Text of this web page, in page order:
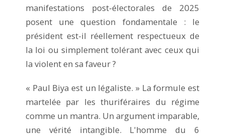
manifestations post-électorales de 2025
posent une question fondamentale : le
président est-il réellement respectueux de
la loi ou simplement tolérant avec ceux qui
la violent en sa faveur ?
« Paul Biya est un légaliste. » La formule est
martelée par les thuriféraires du régime
comme un mantra. Un argument imparable,
une vérité intangible. L'homme du 6